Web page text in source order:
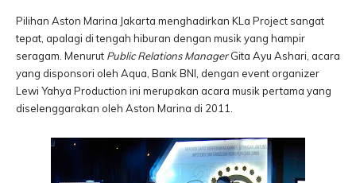
Pilihan Aston Marina Jakarta menghadirkan KLa Project sangat
tepat, apalagi di tengah hiburan dengan musik yang hampir
seragam. Menurut Public Relations ManagerGita Ayu Ashari, acara
yang disponsori oleh Aqua, Bank BNI, dengan event organizer
Lewi Yahya Production ini merupakan acara musik pertama yang
diselenggarakan oleh Aston Marina di 2011.